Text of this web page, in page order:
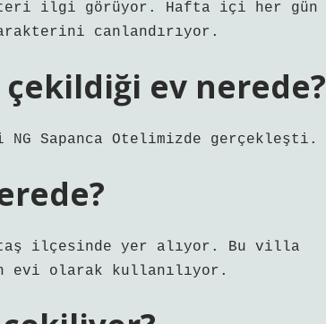
ilgi görüyor. Hafta içi her gün
canlandırıyor.
çekildiği ev nerede?
Sapanca Otelimizde gerçekleşti.
ilçesinde yer alıyor. Bu villa
evi olarak kullanılıyor.